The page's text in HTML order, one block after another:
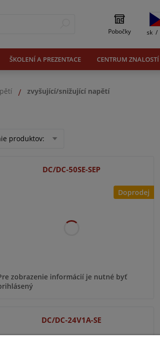
Pobočky sk /
ŠKOLENÍ A PREZENTACE CENTRUM ZNALOSTÍ
zvyšující/snižující napětí
produktov:
Doprodej
DC/DC-50SE-SEP
zobrazenie informácií je nutné byť
DC/DC-24V1A-SE